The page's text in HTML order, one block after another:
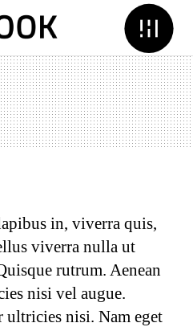
in, viverra quis,
viverra nulla ut
rutrum. Aenean
nisi vel augue.
nisi. Nam eget